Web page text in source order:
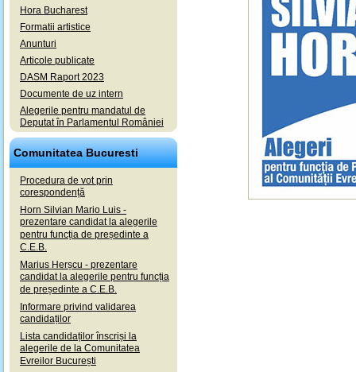
Hora Bucharest
Formatii artistice
Anunturi
Articole publicate
DASM Raport 2023
Documente de uz intern
Alegerile pentru mandatul de
Deputat în Parlamentul României
Comunitatea Bucuresti
Procedura de vot prin
corespondență
Horn Silvian Mario Luis -
prezentare candidat la alegerile
pentru funcția de președinte a
C.E.B.
Marius Herșcu - prezentare
candidat la alegerile pentru funcția
de președinte a C.E.B.
Informare privind validarea
candidaților
Lista candidaților înscriși la
alegerile de la Comunitatea
Evreilor București